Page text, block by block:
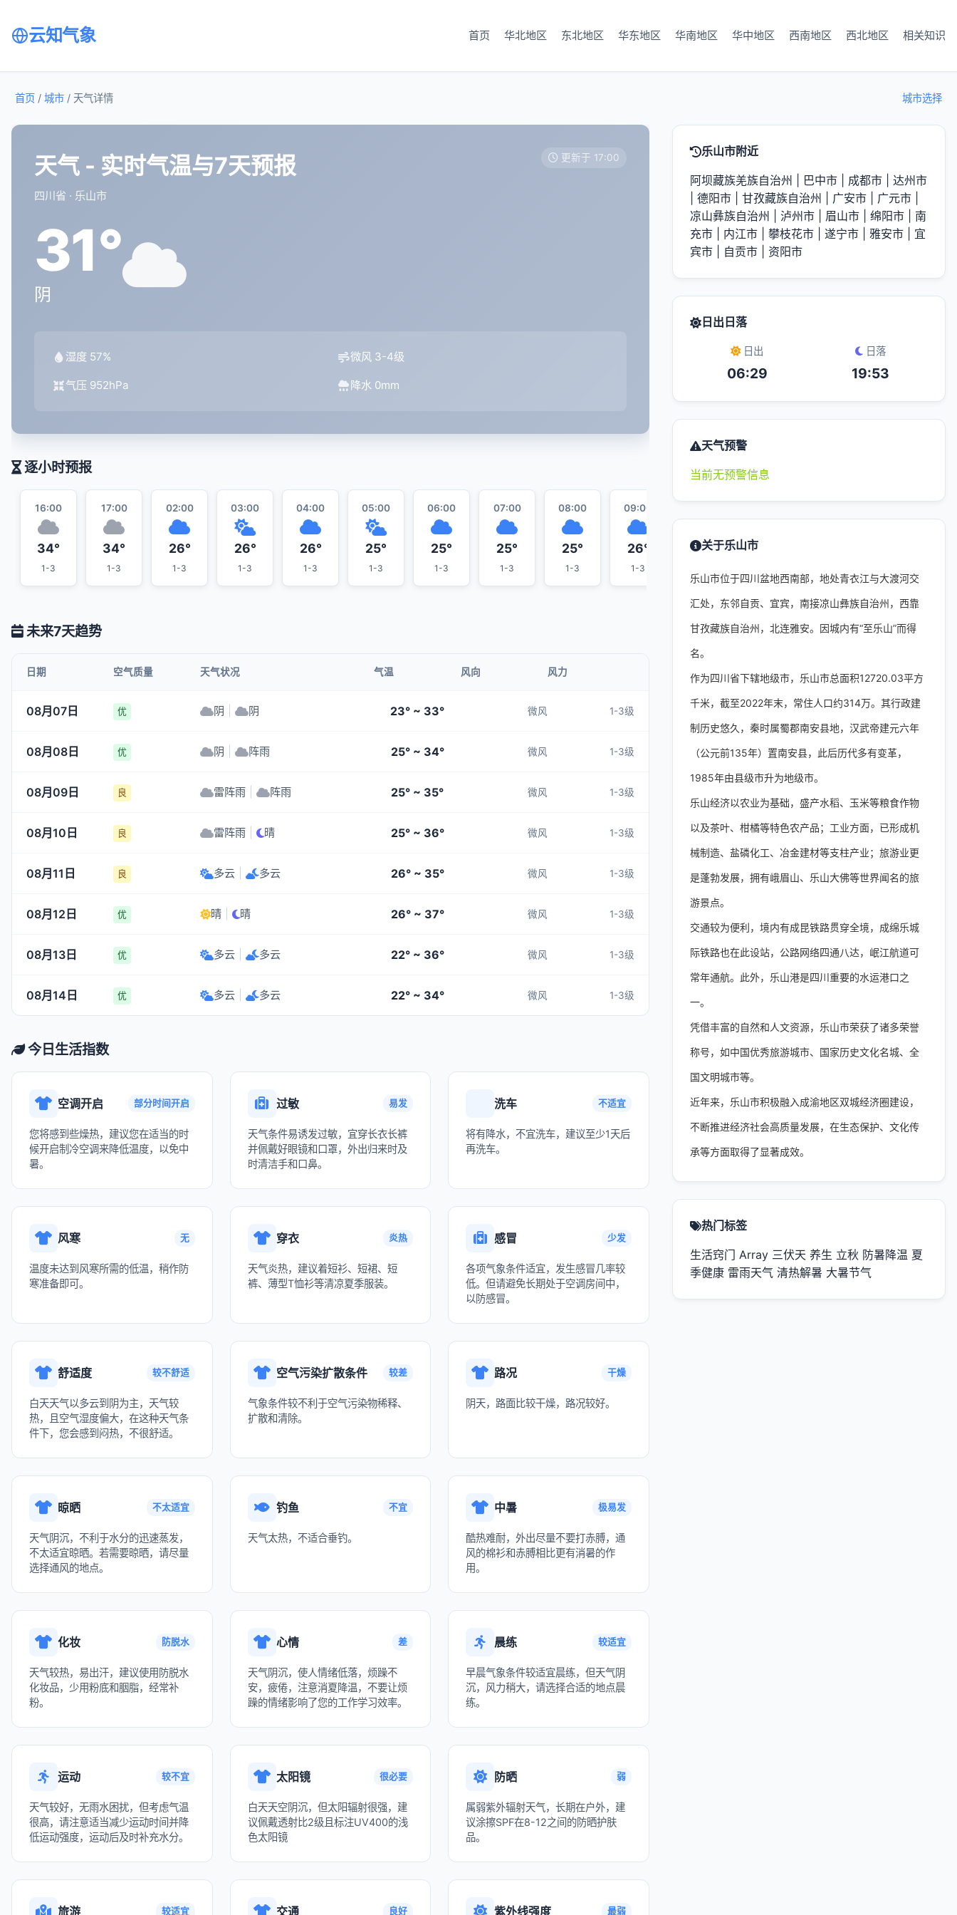
云知气象 首页 华北地区 东北地区 华东地区 华南地区 华中地区 西南地区 西北地区 相关知识
城市选择
首页 / 城市 / 天气详情
天气 - 实时气温与7天预报
四川省 · 乐山市
更新于 17:00
31°
阴
湿度 57% 微风 3-4级
气压 952hPa 降水 0mm
逐小时预报
16:00
34°
1-3
17:00
34°
1-3
02:00
26°
1-3
03:00
26°
1-3
04:00
26°
1-3
05:00
25°
1-3
06:00
25°
1-3
07:00
25°
1-3
08:00
25°
1-3
09:00
26°
1-3
28°
未来7天趋势
日期 空气质量 天气状况 气温 风向 风力
08月07日 优 阴 阴 23° ~ 33° 微风 1-3级
08月08日 优 阴 阵雨 25° ~ 34° 微风 1-3级
08月09日 良 雷阵雨 阵雨 25° ~ 35° 微风 1-3级
08月10日 良 雷阵雨 晴 25° ~ 36° 微风 1-3级
08月11日 良 多云 多云 26° ~ 35° 微风 1-3级
08月12日 优 晴 晴 26° ~ 37° 微风 1-3级
08月13日 优 多云 多云 22° ~ 36° 微风 1-3级
08月14日 优 多云 多云 22° ~ 34° 微风 1-3级
今日生活指数
空调开启 部分时间开启
您将感到些燥热，建议您在适当的时
候开启制冷空调来降低温度，以免中
暑。
过敏 易发
天气条件易诱发过敏，宜穿长衣长裤
并佩戴好眼镜和口罩，外出归来时及
时清洁手和口鼻。
洗车 不适宜
将有降水，不宜洗车，建议至少1天后
再洗车。
风寒 无
温度未达到风寒所需的低温，稍作防
寒准备即可。
穿衣 炎热
天气炎热，建议着短衫、短裙、短
裤、薄型T恤衫等清凉夏季服装。
感冒 少发
各项气象条件适宜，发生感冒几率较
低。但请避免长期处于空调房间中，
以防感冒。
舒适度 较不舒适
白天天气以多云到阴为主，天气较
热，且空气湿度偏大，在这种天气条
件下，您会感到闷热，不很舒适。
空气污染扩散条件 较差
气象条件较不利于空气污染物稀释、
扩散和清除。
路况 干燥
阴天，路面比较干燥，路况较好。
晾晒 不太适宜
天气阴沉，不利于水分的迅速蒸发，
不太适宜晾晒。若需要晾晒，请尽量
选择通风的地点。
钓鱼 不宜
天气太热，不适合垂钓。
中暑 极易发
酷热难耐，外出尽量不要打赤膊，通
风的棉衫和赤膊相比更有消暑的作
用。
化妆 防脱水
天气较热，易出汗，建议使用防脱水
化妆品，少用粉底和胭脂，经常补
粉。
心情 差
天气阴沉，使人情绪低落，烦躁不
安，疲倦，注意消夏降温，不要让烦
躁的情绪影响了您的工作学习效率。
晨练 较适宜
早晨气象条件较适宜晨练，但天气阴
沉，风力稍大，请选择合适的地点晨
练。
运动 较不宜
天气较好，无雨水困扰，但考虑气温
很高，请注意适当减少运动时间并降
低运动强度，运动后及时补充水分。
太阳镜 很必要
白天天空阴沉，但太阳辐射很强，建
议佩戴透射比2级且标注UV400的浅
色太阳镜
防晒 弱
属弱紫外辐射天气，长期在户外，建
议涂擦SPF在8-12之间的防晒护肤
品。
旅游 较适宜 交通 良好 紫外线强度 最弱
乐山市附近
阿坝藏族羌族自治州 巴中市 成都市
达州市
德阳市 甘孜藏族自治州 广安市 广元市
凉山彝族自治州
泸州市 眉山市 绵阳市
南
充市
内江市 攀枝花市 遂宁市 雅安市
宜
宾市
自贡市 资阳市
日出日落
日出
06:29
日落
19:53
天气预警
当前无预警信息
关于乐山市
乐山市位于四川盆地西南部，地处青衣江与大渡河交
汇处，东邻自贡、宜宾，南接凉山彝族自治州，西靠
甘孜藏族自治州，北连雅安。因城内有“至乐山”而得
名。
作为四川省下辖地级市，乐山市总面积12720.03平方
千米，截至2022年末，常住人口约314万。其行政建
制历史悠久，秦时属蜀郡南安县地，汉武帝建元六年
（公元前135年）置南安县，此后历代多有变革，
1985年由县级市升为地级市。
乐山经济以农业为基础，盛产水稻、玉米等粮食作物
以及茶叶、柑橘等特色农产品；工业方面，已形成机
械制造、盐磷化工、冶金建材等支柱产业；旅游业更
是蓬勃发展，拥有峨眉山、乐山大佛等世界闻名的旅
游景点。
交通较为便利，境内有成昆铁路贯穿全境，成绵乐城
际铁路也在此设站，公路网络四通八达，岷江航道可
常年通航。此外，乐山港是四川重要的水运港口之
一。
凭借丰富的自然和人文资源，乐山市荣获了诸多荣誉
称号，如中国优秀旅游城市、国家历史文化名城、全
国文明城市等。
近年来，乐山市积极融入成渝地区双城经济圈建设，
不断推进经济社会高质量发展，在生态保护、文化传
承等方面取得了显著成效。
热门标签
生活窍门 Array 三伏天 养生 立秋 防暑降温 夏
季健康 雷雨天气 清热解暑 大暑节气